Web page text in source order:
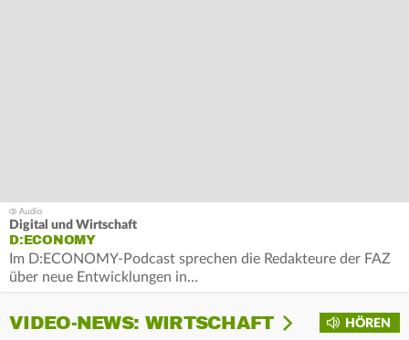
Digital und Wirtschaft
D:ECONOMY
Im D:ECONOMY-Podcast sprechen die Redakteure der FAZ
über neue Entwicklungen in…
HÖREN
VIDEO-NEWS: WIRTSCHAFT